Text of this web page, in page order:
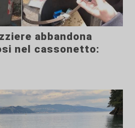
abbandona
nel cassonetto: